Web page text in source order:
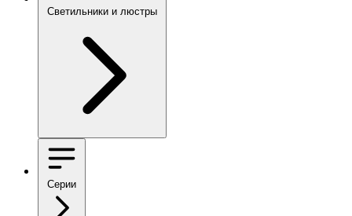
Светильники и люстры
Серии